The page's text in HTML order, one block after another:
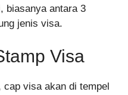
biasanya antara 3
jenis visa.
Visa
visa akan di tempel